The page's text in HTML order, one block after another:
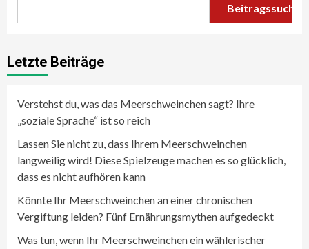
Beitragssuche
Letzte Beiträge
Verstehst du, was das Meerschweinchen sagt? Ihre
„soziale Sprache“ ist so reich
Lassen Sie nicht zu, dass Ihrem Meerschweinchen
langweilig wird! Diese Spielzeuge machen es so glücklich,
dass es nicht aufhören kann
Könnte Ihr Meerschweinchen an einer chronischen
Vergiftung leiden? Fünf Ernährungsmythen aufgedeckt
Was tun, wenn Ihr Meerschweinchen ein wählerischer